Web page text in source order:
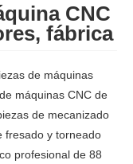
CNC
fábrica
de máquinas
máquinas CNC de
de mecanizado
fresado y torneado
profesional de 88